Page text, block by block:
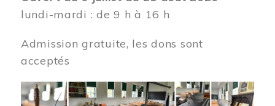
lundi-mardi : de 9 h à 16 h
Admission gratuite, les dons sont
acceptés
Image